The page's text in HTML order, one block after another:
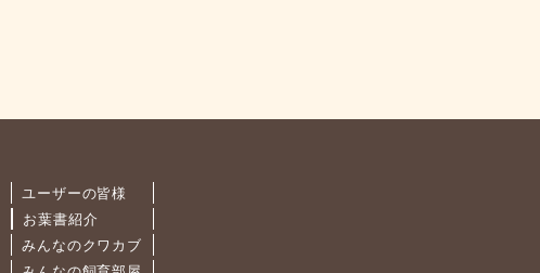
ユーザーの皆様
お葉書紹介
みんなのクワカブ